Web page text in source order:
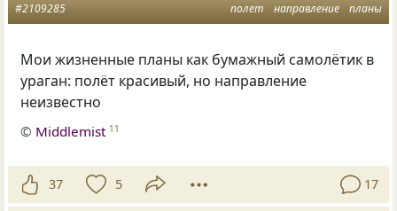
полет направление планы
#2109285
Мои жизненные планы как бумажный самолётик в
ураган: полёт красивый, но направление
неизвестно
© Middlemist 11
37 5 17